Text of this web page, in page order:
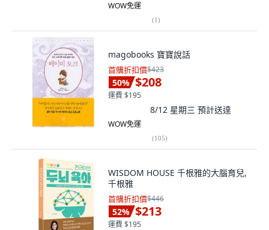
WOW免運
(1)
magobooks 寶寶說話
首購折扣價$423
50% $208
運費 $195
8/12 星期三 預計送達
WOW免運
(105)
WISDOM HOUSE 千根雅的大腦育兒,
千根雅
首購折扣價$446
52% $213
運費 $195